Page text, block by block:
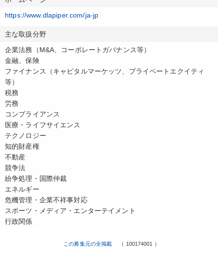
https://www.dlapiper.com/ja-jp
主な取扱分野
企業法務（M&A、コーポレートガバナンス等）
金融、保険
ファイナンス（キャピタルマーケッツ、プライベートエクイティ
等）
税務
労務
コンプライアンス
医療・ライフサイエンス
テクノロジー
知的財産権
不動産
競争法
紛争処理・国際仲裁
エネルギー
危機管理・企業不祥事対応
スポーツ・メディア・エンターテイメント
行政関係
この募集元の全掲載 （ 100174001 ）